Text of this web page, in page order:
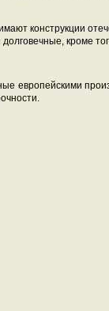
конструкции
кроме
европейскими